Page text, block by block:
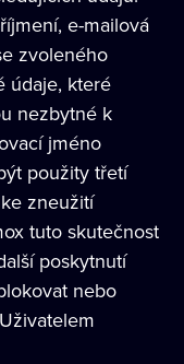
e-mailová
zvoleného
údaje, které
nezbytné k
jméno
použity třetí
zneužití
tuto skutečnost
poskytnutí
nebo